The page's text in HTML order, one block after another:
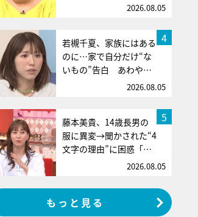
2026.08.05
4
若槻千夏、家族にはある
のに…家で自分だけ“な
いもの”告白 あわや…
2026.08.05
5
藤本美貴、14歳長男の
服に異変→聞かされた“4
文字の理由”に困惑「…
2026.08.05
もっと見る